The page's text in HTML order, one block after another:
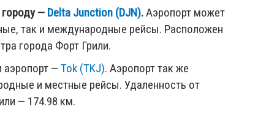
— Delta Junction (DJN).Аэропорт может
так и международные рейсы. Расположен
города Форт Грили.
аэропорт — Tok (TKJ). Аэропорт так же
и местные рейсы. Удаленность от
— 174.98 км.